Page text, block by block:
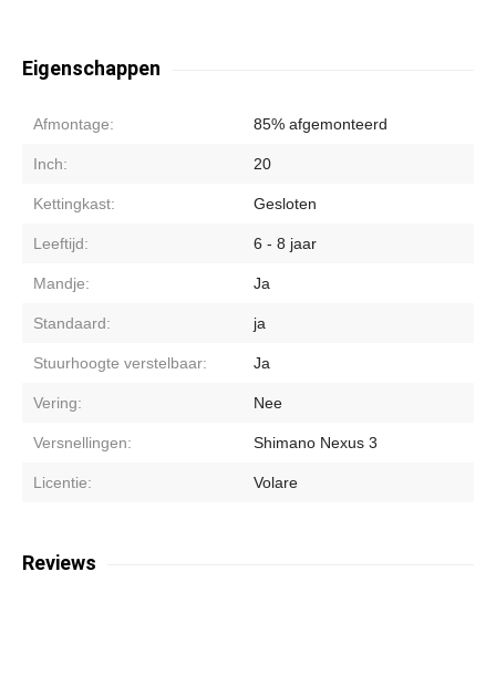
Eigenschappen
Afmontage: 85% afgemonteerd
Inch: 20
Kettingkast: Gesloten
Leeftijd: 6 - 8 jaar
Mandje: Ja
Standaard: ja
Stuurhoogte verstelbaar: Ja
Vering: Nee
Versnellingen: Shimano Nexus 3
Licentie: Volare
Reviews